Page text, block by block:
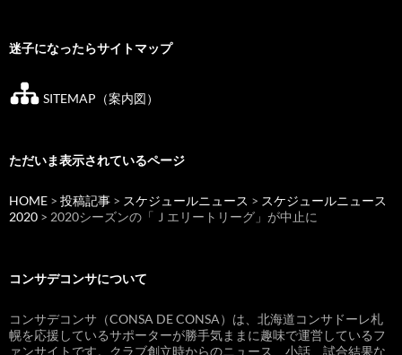
迷子になったらサイトマップ
SITEMAP（案内図）
ただいま表示されているページ
HOME > 投稿記事 > スケジュールニュース > スケジュールニュース
2020 > 2020シーズンの「Ｊエリートリーグ」が中止に
コンサデコンサについて
コンサデコンサ（CONSA DE CONSA）は、北海道コンサドーレ札
幌を応援しているサポーターが勝手気ままに趣味で運営しているフ
ァンサイトです。クラブ創立時からのニュース、小話、試合結果な